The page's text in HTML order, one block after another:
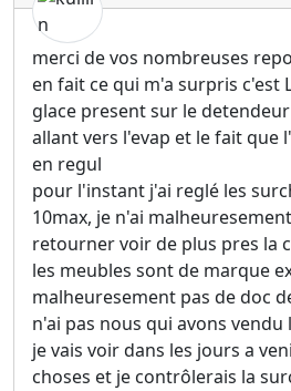
merci de vos nombreuses
en fait ce qui m'a surpris c'est
glace present sur le
allant vers l'evap et le fait que
en regul
pour l'instant j'ai reglé les
10max, je n'ai
retourner voir de plus pres la
les meubles sont de marque
malheuresement pas de doc
n'ai pas nous qui avons vendu
je vais voir dans les jours a
choses et je contrôlerais la